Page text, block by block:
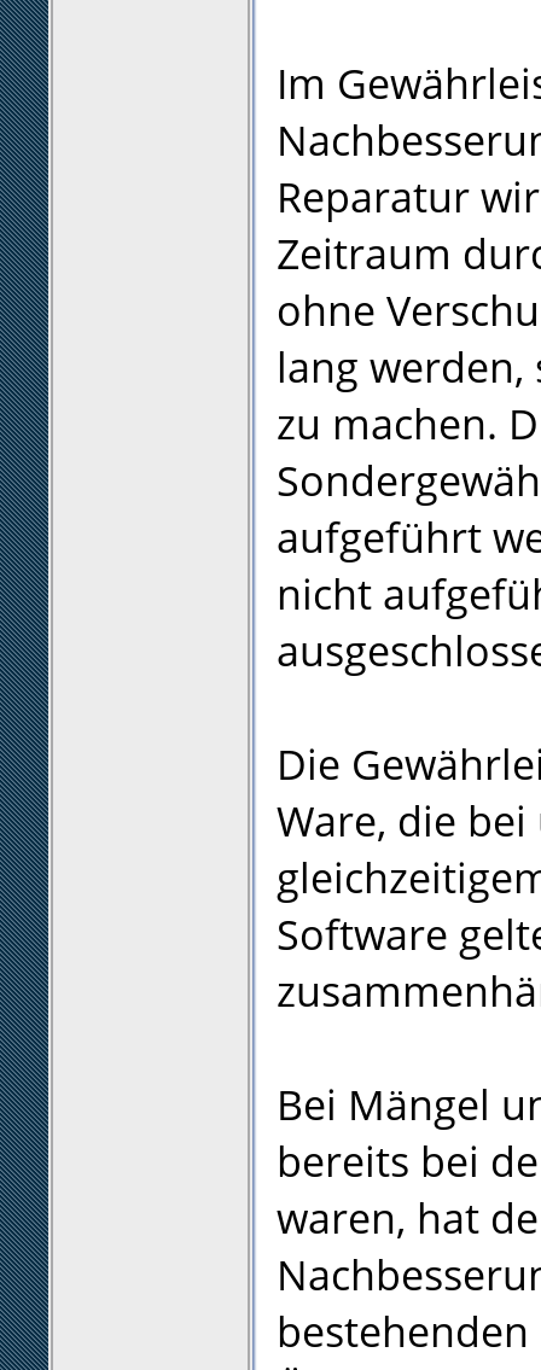
Im
Reparatur
Zeitraum
ohne
lang
zu machen.
aufgeführt
nicht
Die
Ware, die
Software
Bei Mängel
bereits bei
waren, hat